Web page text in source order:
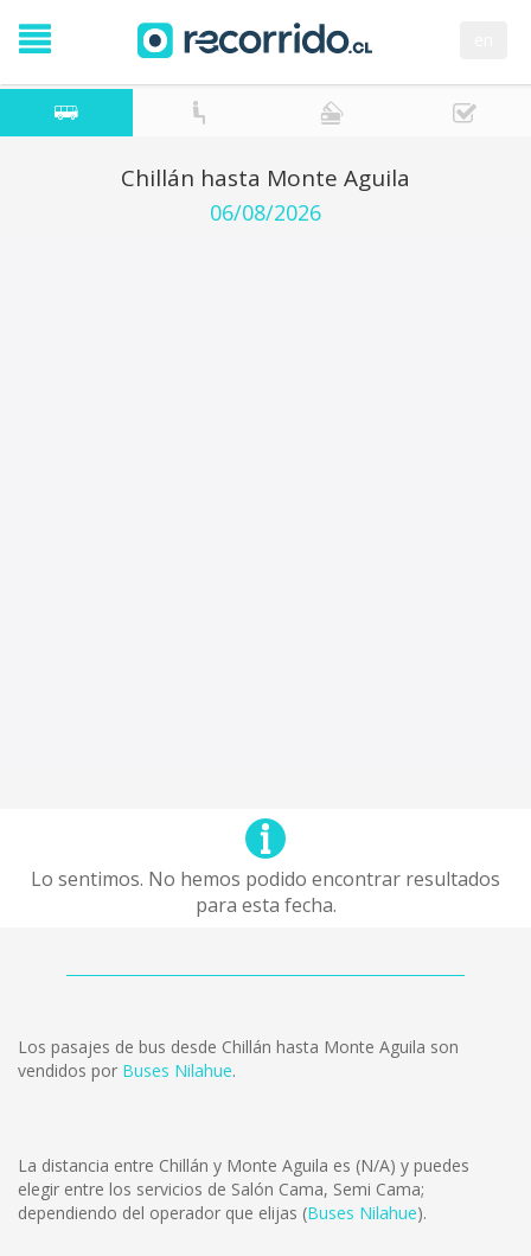
Chillán hasta Monte Aguila
06/08/2026
Lo sentimos. No hemos podido encontrar resultados
para esta fecha.
Los pasajes de bus desde Chillán hasta Monte Aguila son
vendidos por Buses Nilahue.
La distancia entre Chillán y Monte Aguila es (N/A) y puedes
elegir entre los servicios de Salón Cama, Semi Cama;
dependiendo del operador que elijas (Buses Nilahue).